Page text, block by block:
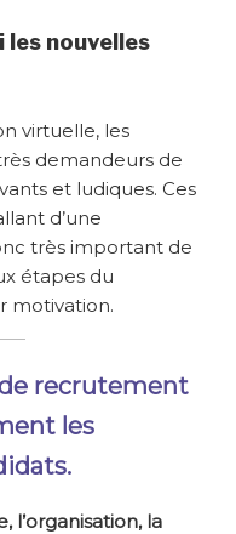
nouvelles
virtuelle, les
demandeurs de
et ludiques. Ces
d’une
très important de
étapes du
motivation.
recrutement
les
l’organisation, la